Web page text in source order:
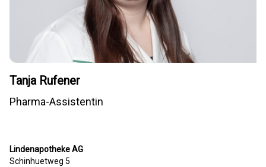
Tanja Rufener
Pharma-Assistentin
Lindenapotheke AG
Schinhuetweg 5